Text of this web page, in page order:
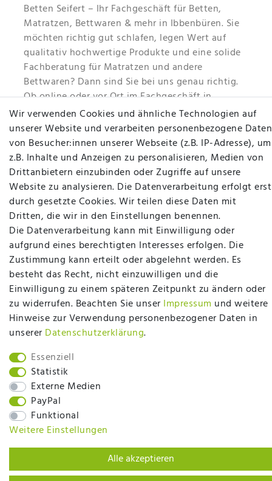
Betten Seifert – Ihr Fachgeschäft für Betten,
Matratzen, Bettwaren & mehr in Ibbenbüren. Sie
möchten richtig gut schlafen, legen Wert auf
qualitativ hochwertige Produkte und eine solide
Fachberatung für Matratzen und andere
Bettwaren? Dann sind Sie bei uns genau richtig.
Ob online oder vor Ort im Fachgeschäft in
Ibbenbüren - wir beraten Sie gerne!
Mehr erfahren
Wir verwenden Cookies und ähnliche Technologien auf
unserer Website und verarbeiten personenbezogene Daten
von Besucher:innen unserer Webseite (z.B. IP-Adresse), um
z.B. Inhalte und Anzeigen zu personalisieren, Medien von
Drittanbietern einzubinden oder Zugriffe auf unsere
Website zu analysieren. Die Datenverarbeitung erfolgt erst
durch gesetzte Cookies. Wir teilen diese Daten mit
Dritten, die wir in den Einstellungen benennen.
Die Datenverarbeitung kann mit Einwilligung oder
aufgrund eines berechtigten Interesses erfolgen. Die
Zustimmung kann erteilt oder abgelehnt werden. Es
besteht das Recht, nicht einzuwilligen und die
Einwilligung zu einem späteren Zeitpunkt zu ändern oder
zu widerrufen. Beachten Sie unser Impressum und weitere
Hinweise zur Verwendung personenbezogener Daten in
unserer Daten­schutz­erklärung.
Essenziell
Statistik
Externe Medien
PayPal
Funktional
Weitere Einstellungen
Alle akzeptieren
plentymarkets Template von Plenty Lions
BACK TO TOP